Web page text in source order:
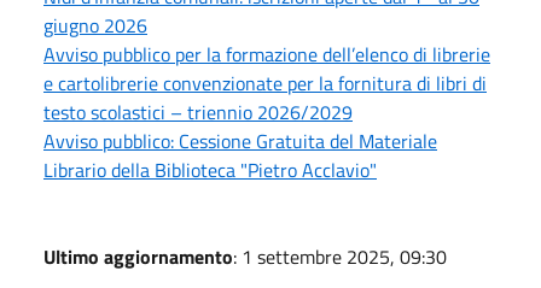
giugno 2026
Avviso pubblico per la formazione dell’elenco di librerie
e cartolibrerie convenzionate per la fornitura di libri di
testo scolastici – triennio 2026/2029
Avviso pubblico: Cessione Gratuita del Materiale
Librario della Biblioteca "Pietro Acclavio"
Ultimo aggiornamento: 1 settembre 2025, 09:30